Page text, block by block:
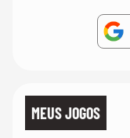
MEUS JOGOS